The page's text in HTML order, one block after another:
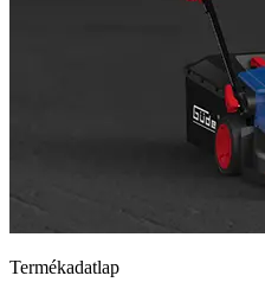
Termékadatlap